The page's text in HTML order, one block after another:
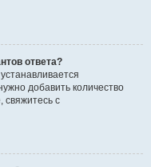
ответа?
добавить количество
с